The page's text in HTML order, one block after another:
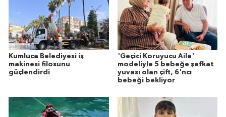
Kumluca Belediyesi iş
makinesi filosunu
güçlendirdi
'Geçici Koruyucu Aile'
modeliyle 5 bebeğe şefkat
yuvası olan çift, 6'ncı
bebeği bekliyor